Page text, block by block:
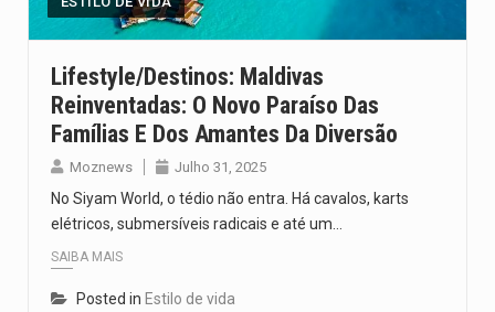
Lifestyle/Destinos: Maldivas
Reinventadas: O Novo Paraíso Das
Famílias E Dos Amantes Da Diversão
Moznews Julho 31, 2025
No Siyam World, o tédio não entra. Há cavalos, karts
elétricos, submersíveis radicais e até um…
SAIBA MAIS
Posted in Estilo de vida